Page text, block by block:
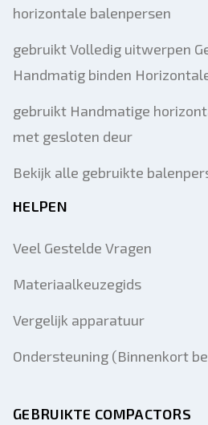
horizontale balenpersen
gebruikt Volledig uitwerpen
Handmatig binden
gebruikt Handmatige
met gesloten deur
Bekijk alle gebruikte
HELPEN
Veel Gestelde Vragen
Materiaalkeuzegids
Vergelijk apparatuur
Ondersteuning (Binnenkort
GEBRUIKTE COMPACTORS